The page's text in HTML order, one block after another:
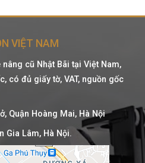
VIỆT NAM
cũ Nhật Bãi tại Việt Nam,
có đủ giấy tờ, VAT, nguồn gốc
Quận Hoàng Mai, Hà Nội
Gia Lâm, Hà Nội.